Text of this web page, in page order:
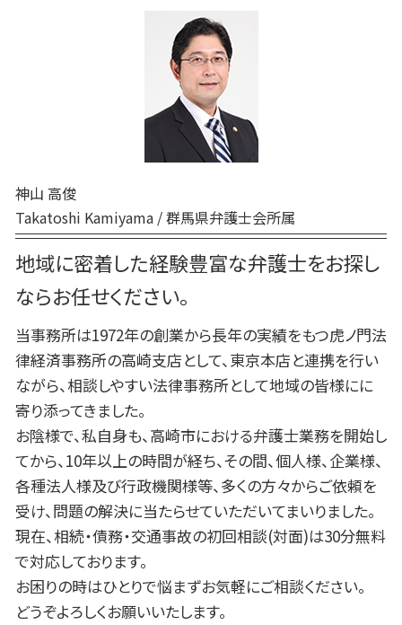
家事事件 手続 流れ
裁判所 家事事件 手続
刑事事件 弁護士 費用
刑事事件 相談 窓口
刑事事件 問題点
刑事事件 流れ 示談
刑事事件 流れ 期間
前橋 債務
高崎 家事
前橋 刑事
高崎 民事
神山 高俊
Takatoshi Kamiyama / 群馬県弁護士会所属
地域に密着した経験豊富な弁護士をお探し
ならお任せください。
当事務所は1972年の創業から長年の実績をもつ虎ノ門法
律経済事務所の高崎支店として、東京本店と連携を行い
ながら、相談しやすい法律事務所として地域の皆様にに
寄り添ってきました。
お陰様で、私自身も、高崎市における弁護士業務を開始し
てから、10年以上の時間が経ち、その間、個人様、企業様、
各種法人様及び行政機関様等、多くの方々からご依頼を
受け、問題の解決に当たらせていただいてまいりました。
現在、相続・債務・交通事故の初回相談(対面)は30分無料
で対応しております。
お困りの時はひとりで悩まずお気軽にご相談ください。
どうぞよろしくお願いいたします。